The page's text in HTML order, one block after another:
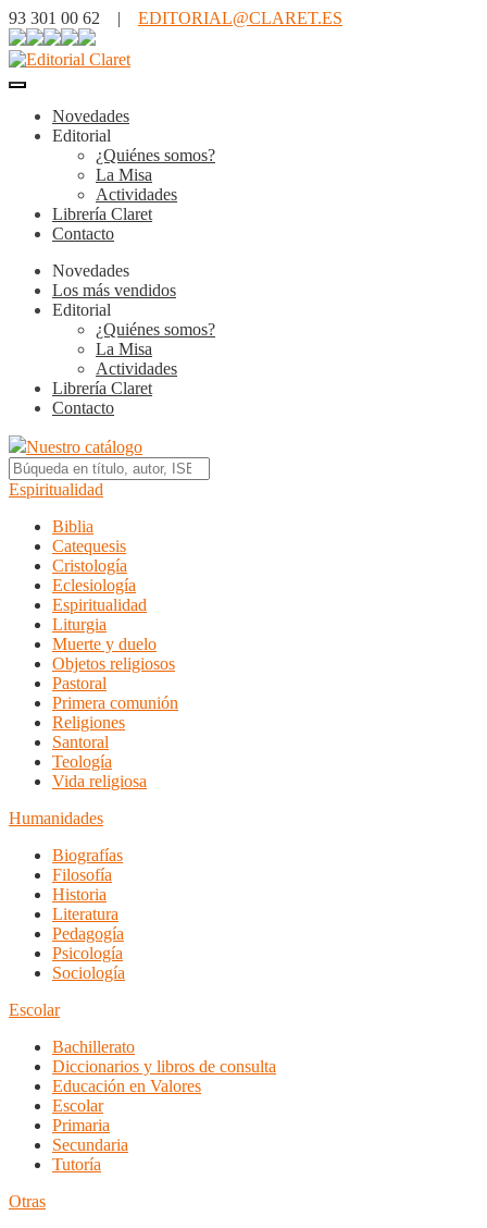
93 301 00 62 | EDITORIAL@CLARET.ES
Novedades
Editorial
¿Quiénes somos?
La Misa
Actividades
Librería Claret
Contacto
Novedades
Los más vendidos
Editorial
¿Quiénes somos?
La Misa
Actividades
Librería Claret
Contacto
Nuestro catálogo
Espiritualidad
Biblia
Catequesis
Cristología
Eclesiología
Espiritualidad
Liturgia
Muerte y duelo
Objetos religiosos
Pastoral
Primera comunión
Religiones
Santoral
Teología
Vida religiosa
Humanidades
Biografías
Filosofía
Historia
Literatura
Pedagogía
Psicología
Sociología
Escolar
Bachillerato
Diccionarios y libros de consulta
Educación en Valores
Escolar
Primaria
Secundaria
Tutoría
Otras